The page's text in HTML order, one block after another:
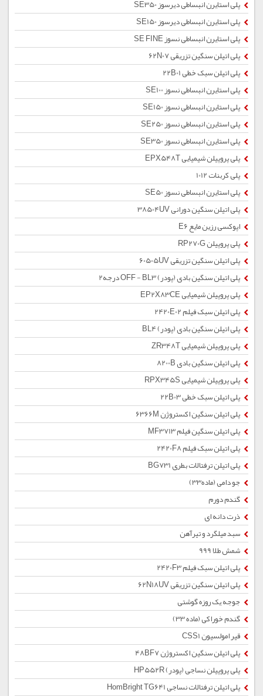
پلی استایرن انبساطی دیرسوز SE350
پلی استایرن انبساطی دیرسوز SE150
پلی استایرن انبساطی نسوز SE FINE
پلی اتیلن سنگین تزریقی 62N07
پلی اتیلن سبک خطی 22B01
پلی استایرن انبساطی نسوز SE100
پلی استایرن انبساطی نسوز SE150
پلی استایرن انبساطی نسوز SE250
پلی استایرن انبساطی نسوز SE350
پلی پروپیلن شیمیایی EPX548T
پلی کربنات 1012
پلی استایرن انبساطی نسوز SE50
پلی اتیلن سنگین دورانی 38504UV
اپوکسی رزین مایع E6
پلی پروپیلن RP270G
پلی اتیلن سنگین تزریقی 60505UV
پلی اتیلن سنگین بادی (پودر) OFF - BL3 درجه2
پلی پروپیلن شیمیایی EP2X83CE
پلی اتیلن سبک فیلم 2420E02
پلی اتیلن سنگین بادی (پودر) BL4
پلی پروپیلن شیمیایی ZR348T
پلی اتیلن سنگین بادی 8200B
پلی پروپیلن شیمیایی RPX345S
پلی اتیلن سبک خطی 22B03
پلی اتیلن سنگین اکستروژن 6366M
پلی اتیلن سنگین فیلم MF3713
پلی اتیلن سبک فیلم 2420F8
پلی اتیلن ترفتالات بطری BG731
جو دامی (ماده33)
گندم دورم
ذرت دانه ای
سبد میلگرد و تیرآهن
شمش طلا 999
پلی اتیلن سبک فیلم 2420F3
پلی اتیلن سنگین تزریقی 62N18UV
جوجه یک روزه گوشتی
گندم خوراکی (ماده 33)
قیر امولسیون CSS1
پلی اتیلن سنگین اکستروژن 48BF7
پلی پروپیلن نساجی (پودر) HP552R
پلی اتیلن ترفتالات نساجی HomBright TG641